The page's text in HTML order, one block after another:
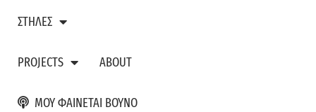
ΣΤΗΛΕΣ
PROJECTS ABOUT
ΜΟΥ ΦΑΙΝΕΤΑΙ ΒΟΥΝΟ